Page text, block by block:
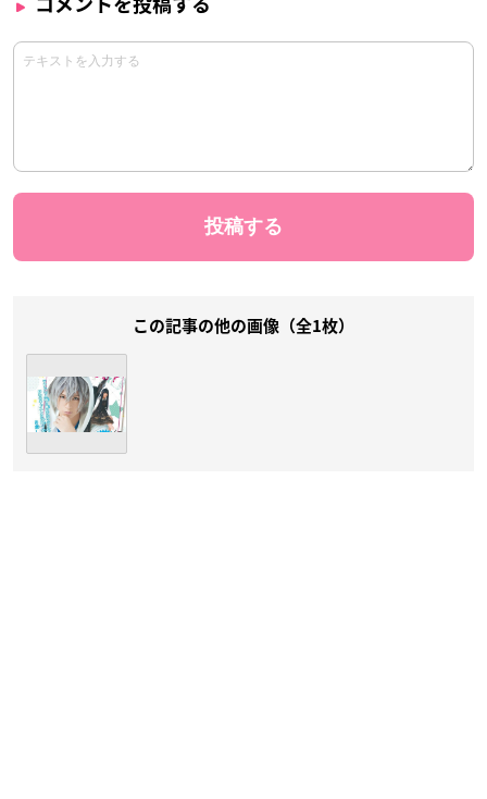
コメントを投稿する
この記事の他の画像（全1枚）